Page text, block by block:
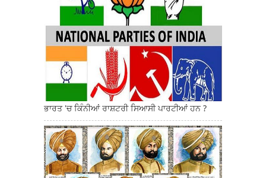
ਭਾਰਤ 'ਚ ਕਿੰਨੀਆਂ ਰਾਸ਼ਟਰੀ ਸਿਆਸੀ ਪਾਰਟੀਆਂ ਹਨ ?